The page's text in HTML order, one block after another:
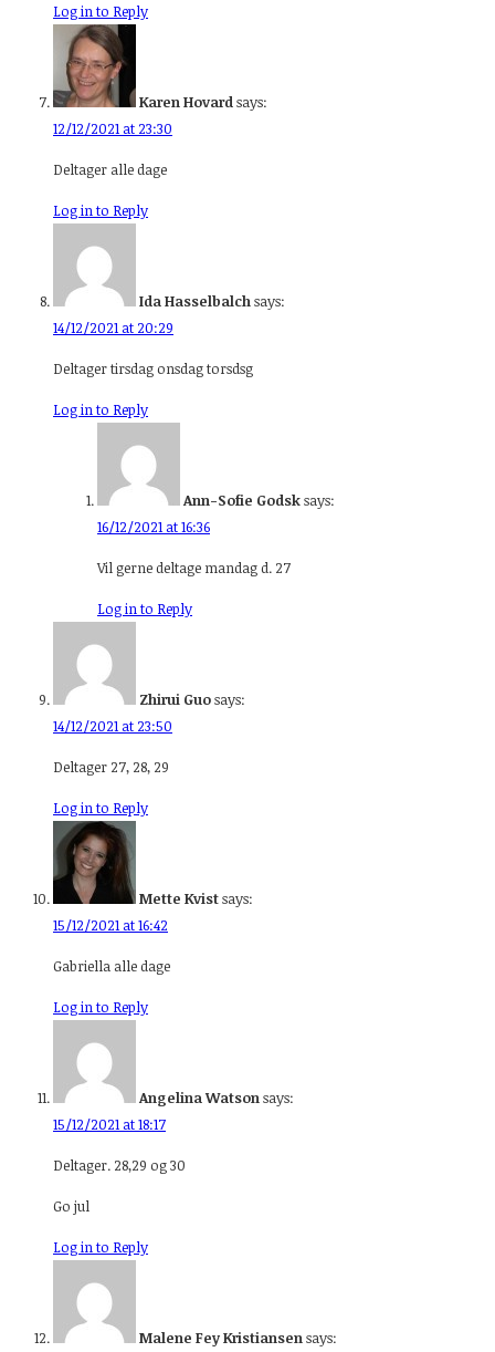
Log in to Reply
Karen Hovardsays:
12/12/2021 at 23:30
Deltager alle dage
Log in to Reply
Ida Hasselbalchsays:
14/12/2021 at 20:29
Deltager tirsdag onsdag torsdsg
Log in to Reply
Ann-Sofie Godsksays:
16/12/2021 at 16:36
Vil gerne deltage mandag d. 27
Log in to Reply
Zhirui Guosays:
14/12/2021 at 23:50
Deltager 27, 28, 29
Log in to Reply
Mette Kvistsays:
15/12/2021 at 16:42
Gabriella alle dage
Log in to Reply
Angelina Watsonsays:
15/12/2021 at 18:17
Deltager. 28,29 og 30
Go jul
Log in to Reply
Malene Fey Kristiansensays: